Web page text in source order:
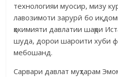
технологияи муосир, мизу
лавозимоти зарурӣ бо
ҳокимияти давлатии шаҳри
шуда, дорои шароити хуби
мебошанд.
Сарвари давлат муҳтарам